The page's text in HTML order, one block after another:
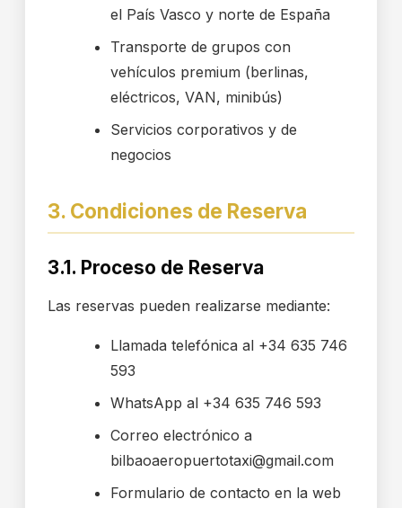
el País Vasco y norte de España
Transporte de grupos con
vehículos premium (berlinas,
eléctricos, VAN, minibús)
Servicios corporativos y de
negocios
3. Condiciones de Reserva
3.1. Proceso de Reserva
Las reservas pueden realizarse mediante:
Llamada telefónica al +34 635 746
593
WhatsApp al +34 635 746 593
Correo electrónico a
bilbaoaeropuertotaxi@gmail.com
Formulario de contacto en la web